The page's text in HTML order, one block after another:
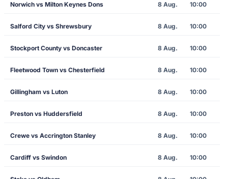
Norwich vs Milton Keynes Dons 8 Aug. 10:00
Salford City vs Shrewsbury 8 Aug. 10:00
Stockport County vs Doncaster 8 Aug. 10:00
Fleetwood Town vs Chesterfield 8 Aug. 10:00
Gillingham vs Luton 8 Aug. 10:00
Preston vs Huddersfield 8 Aug. 10:00
Crewe vs Accrington Stanley 8 Aug. 10:00
Cardiff vs Swindon 8 Aug. 10:00